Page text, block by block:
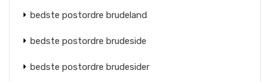
bedste postordre brudeland
bedste postordre brudeside
bedste postordre brudesider